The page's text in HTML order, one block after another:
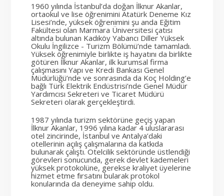
1960 yılında İstanbul’da doğan İlknur Akanlar,
ortaokul ve lise öğrenimini Atatürk Deneme Kız
Lisesi’nde, yüksek öğrenimini şu anda Eğitim
Fakültesi olan Marmara Üniversitesi çatısı
altında bulunan Kadıköy Yabancı Diller Yüksek
Okulu İngilizce - Turizm Bölümü’nde tamamladı.
Yüksek öğrenimiyle birlikte iş hayatını da birlikte
götüren İlknur Akanlar, ilk kurumsal firma
çalışmasını Yapı ve Kredi Bankası Genel
Müdürlüğü’nde ve sonrasında da Koç Holding’e
bağlı Türk Elektrik Endüstrisi’nde Genel Müdür
Yardımcısı Sekreteri ve Ticaret Müdürü
Sekreteri olarak gerçekleştirdi.
1987 yılında turizm sektörüne geçiş yapan
İlknur Akanlar, 1996 yılına kadar 4 uluslararası
otel zincirinde, İstanbul ve Antalya’daki
otellerinin açılış çalışmalarına da katkıda
bulunarak çalıştı. Otelcilik sektöründe üstlendiği
görevleri sonucunda, gerek devlet kademeleri
yüksek protokolüne, gerekse kraliyet üyelerine
hizmet etme fırsatını bularak protokol
konularında da deneyime sahip oldu.